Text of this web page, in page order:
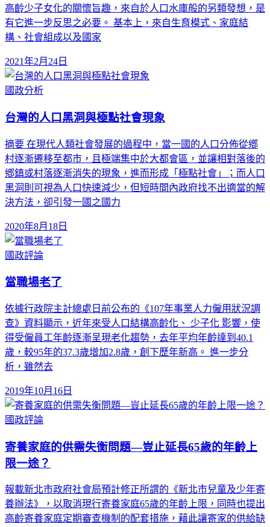
高齡少子女化的關懷旨趣，來自於人口水庫般的另類發想，是
有它進一步反思之必要。 基本上，來自生育模式、家庭結
構、社會組成以及國家
2021年2月24日
國政分析
台灣的人口黑洞與極點社會現象
摘要 在現代人類社會發展的過程中，當一國的人口分佈從鄕
村逐漸遷移至都市，且極端集中於大都會區，並讓相對落後的
鄕鎮或村落逐漸消失的現象，進而形成「極點社會」；而人口
黑洞則可視為人口快速減少，但短時間內政府找不出適當的解
決方法，卻引發一國之國力
2020年8月18日
國政評論
當職場老了
依據行政院主計總處日前公布的《107年事業人力僱用狀況調
查》資料顯示，近年來受人口結構高齡化、 少子化 影響，使
得受僱員工年齡逐漸呈現老化趨勢，去年平均年齡達到40.1
歲，較95年的37.3歲增加2.8歲，創下歷年新高。 進一步分
析，雖然去
2019年10月16日
國政評論
寄養家庭的供需失衡問題—豈止延長65歲的年齡上
限一途？
報載新北市政府社會局預計修正所謂的《新北市兒童及少年寄
養辦法》，以取消現行寄養家庭65歲的年齡上限，同時也提出
高齡寄養家庭定期審查機制的配套措施，藉此讓寄家的供給缺